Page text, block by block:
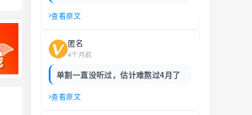
查看原文
匿名
4个月前
单割一直没听过，估计难熬过4月了
查看原文